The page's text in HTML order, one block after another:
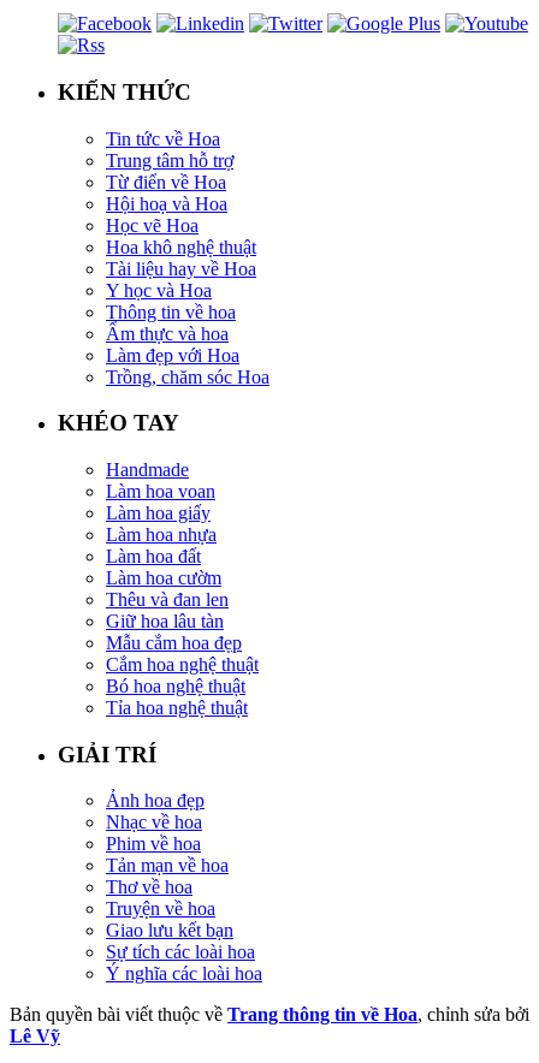
KIẾN THỨC
Tin tức về Hoa
Trung tâm hỗ trợ
Từ điển về Hoa
Hội hoạ và Hoa
Học vẽ Hoa
Hoa khô nghệ thuật
Tài liệu hay về Hoa
Y học và Hoa
Thông tin về hoa
Ẩm thực và hoa
Làm đẹp với Hoa
Trồng, chăm sóc Hoa
KHÉO TAY
Handmade
Làm hoa voan
Làm hoa giấy
Làm hoa nhựa
Làm hoa đất
Làm hoa cườm
Thêu và đan len
Giữ hoa lâu tàn
Mẫu cắm hoa đẹp
Cắm hoa nghệ thuật
Bó hoa nghệ thuật
Tỉa hoa nghệ thuật
GIẢI TRÍ
Ảnh hoa đẹp
Nhạc về hoa
Phim về hoa
Tản mạn về hoa
Thơ về hoa
Truyện về hoa
Giao lưu kết bạn
Sự tích các loài hoa
Ý nghĩa các loài hoa
Bản quyền bài viết thuộc về Trang thông tin về Hoa, chỉnh sửa bởi
Lê Vỹ